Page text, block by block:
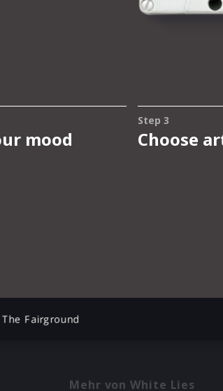
Fairground
Mehr von White Lies